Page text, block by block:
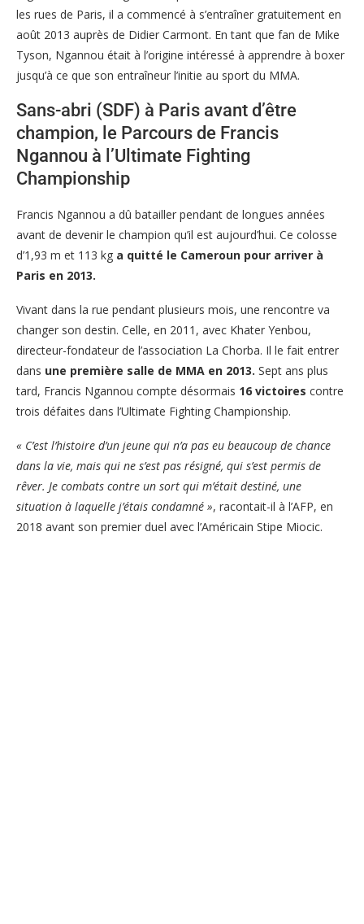
les rues de Paris, il a commencé à s’entraîner gratuitement en
août 2013 auprès de Didier Carmont. En tant que fan de Mike
Tyson, Ngannou était à l’origine intéressé à apprendre à boxer
jusqu’à ce que son entraîneur l’initie au sport du MMA.
Sans-abri (SDF) à Paris avant d’être
champion, le Parcours de Francis
Ngannou à l’Ultimate Fighting
Championship
Francis Ngannou a dû batailler pendant de longues années
avant de devenir le champion qu’il est aujourd’hui. Ce colosse
d’1,93 m et 113 kg a quitté le Cameroun pour arriver à
Paris en 2013.
Vivant dans la rue pendant plusieurs mois, une rencontre va
changer son destin. Celle, en 2011, avec Khater Yenbou,
directeur-fondateur de l’association La Chorba. Il le fait entrer
dans une première salle de MMA en 2013. Sept ans plus
tard, Francis Ngannou compte désormais 16 victoires contre
trois défaites dans l’Ultimate Fighting Championship.
« C’est l’histoire d’un jeune qui n’a pas eu beaucoup de chance
dans la vie, mais qui ne s’est pas résigné, qui s’est permis de
rêver. Je combats contre un sort qui m’était destiné, une
situation à laquelle j’étais condamné », racontait-il à l’AFP, en
2018 avant son premier duel avec l’Américain Stipe Miocic.